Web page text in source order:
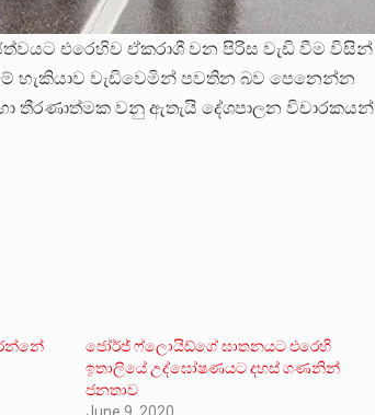
එරෙහිව ඒකරාශී වන පිරිස වැඩි වීම විසින්
හැකියාව වැඩිවෙමින් පවතින බව පෙනෙන්න
තීරණාත්මක වනු ඇතැයි දේශපාලන විචාරකයන්
ජෝර්ජ් ෆ්ලොයිඩ්ගේ ඝාතනයට එරෙහි
ඉතාලියේ උද්ඝෝෂණයට දහස් ගණනින්
ජනතාව